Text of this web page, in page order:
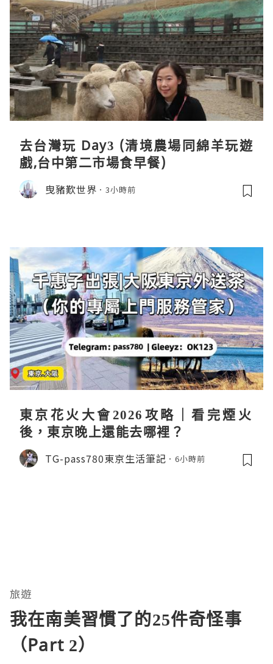
去台灣玩 Day3 (清境農場同綿羊玩遊
戲,台中第二市場食早餐)
曳豬歎世界 3小時前
東京花火大會2026攻略｜看完煙火
後，東京晚上還能去哪裡？
TG-pass780東京生活筆記 6小時前
旅遊
我在南美習慣了的25件奇怪事
（Part 2）